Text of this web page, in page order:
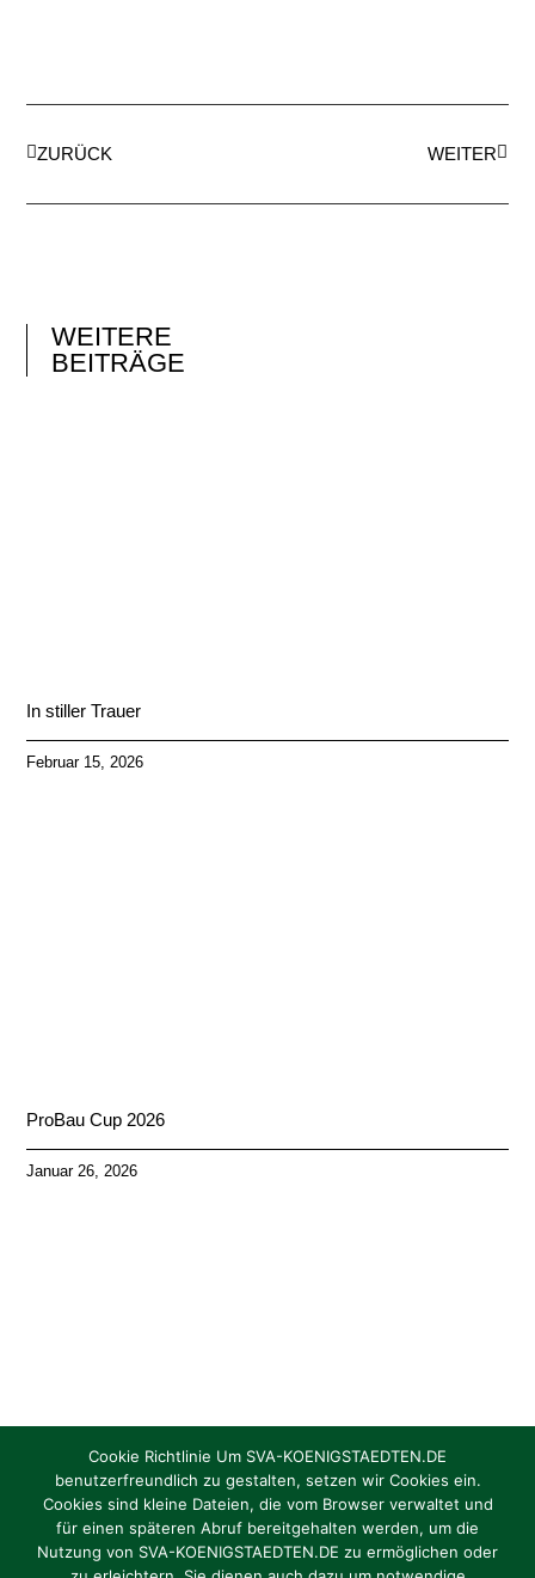
ZURÜCK WEITER
WEITERE
BEITRÄGE
In stiller Trauer
Februar 15, 2026
ProBau Cup 2026
Januar 26, 2026
Torhüter/in gesucht Jahrgang 2012 / 2013
Cookie Richtlinie Um SVA-KOENIGSTAEDTEN.DE
benutzerfreundlich zu gestalten, setzen wir Cookies ein.
Cookies sind kleine Dateien, die vom Browser verwaltet und
für einen späteren Abruf bereitgehalten werden, um die
Nutzung von SVA-KOENIGSTAEDTEN.DE zu ermöglichen oder